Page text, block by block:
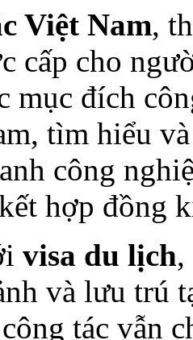
Việt Nam,
cấp cho
mục đích
tìm hiểu
công
hợp đồng
visa du lịch,
và lưu trú
tác vẫn